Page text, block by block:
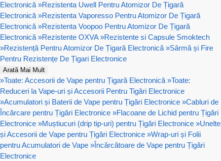
Electronică »Rezistenta Uwell Pentru Atomizor De Țigară
Electronică »Rezistenta Vaporesso Pentru Atomizor De Țigară
Electronică »Rezistenta Voopoo Pentru Atomizor De Țigară
Electronică »Rezistente OXVA »Rezistente si Capsule Smoktech
»Rezistență Pentru Atomizor De Țigară Electronică »Sârmă și Fire
Pentru Rezistențe De Țigari Electronice
Arată Mai Mult
»Toate: Accesorii de Vape pentru Țigară Electronică »Toate:
Reduceri la Vape-uri și Accesorii Pentru Tigări Electronice
»Acumulatori și Baterii de Vape pentru Țigări Electronice »Cabluri de
Încărcare pentru Țigări Electronice »Flacoane de Lichid pentru Țigări
Electronice »Muștiucuri (drip tip-uri) pentru Țigări Electronice »Unelte
și Accesorii de Vape pentru Țigări Electronice »Wrap-uri și Folii
pentru Acumulatori de Vape »Încărcătoare de Vape pentru Țigări
Electronice